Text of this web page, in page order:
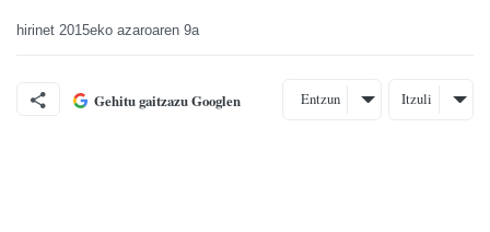
hirinet 2015eko azaroaren 9a
Gehitu gaitzazu Googlen Entzun Itzuli